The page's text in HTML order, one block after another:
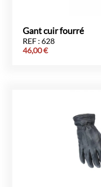
Gant cuir fourré
REF : 628
46,00€